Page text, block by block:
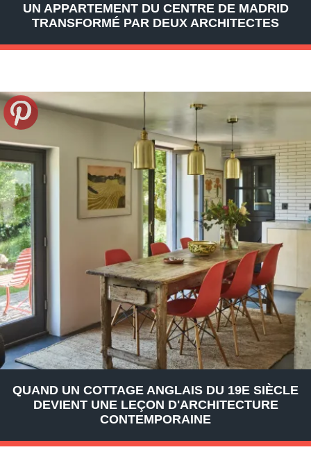
UN APPARTEMENT DU CENTRE DE MADRID
TRANSFORMÉ PAR DEUX ARCHITECTES
QUAND UN COTTAGE ANGLAIS DU 19E SIÈCLE
DEVIENT UNE LEÇON D'ARCHITECTURE
CONTEMPORAINE